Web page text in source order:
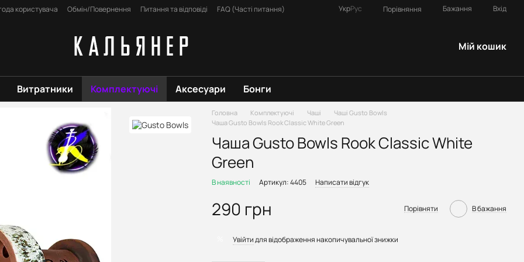
користувача Обмін/Повернення Питання та відповіді
FAQ (Часті питання)
УкрРус Порівняння Бажання Вхід
Мій кошик
Витратники Комплектуючі Аксесуари Бонги
Головна Комплектуючі Чаші
Чаші Gusto Bowls
Чаша Gusto Bowls Rook Classic White Green
Чаша Gusto Bowls Rook Classic White
Green
В наявності Артикул: 4405 Написати відгук
290 грн Порівняти В бажання
Увійтидля відображення накопичувальної знижки